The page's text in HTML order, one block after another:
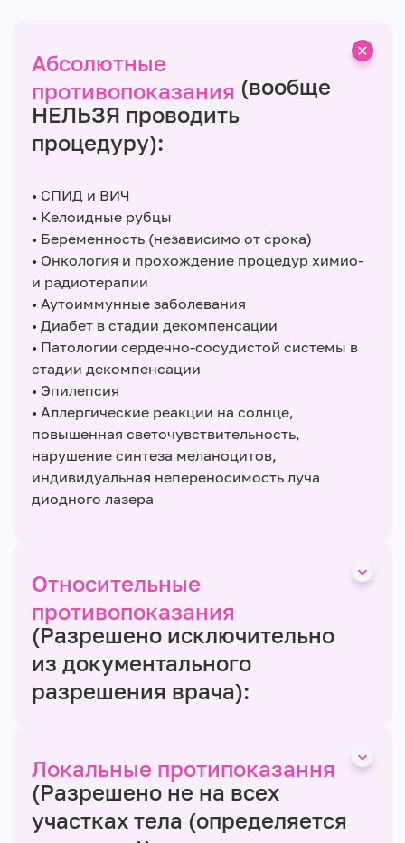
Абсолютные
противопоказания (вообще
НЕЛЬЗЯ проводить
процедуру):
• СПИД и ВИЧ
• Келоидные рубцы
• Беременность (независимо от срока)
• Онкология и прохождение процедур химио-
и радиотерапии
• Аутоиммунные заболевания
• Диабет в стадии декомпенсации
• Патологии сердечно-сосудистой системы в
стадии декомпенсации
• Эпилепсия
• Аллергические реакции на солнце,
повышенная светочувствительность,
нарушение синтеза меланоцитов,
индивидуальная непереносимость луча
диодного лазера
Относительные
противопоказания
(Разрешено исключительно
из документального
разрешения врача):
Локальные протипоказання
(Разрешено не на всех
участках тела (определяется